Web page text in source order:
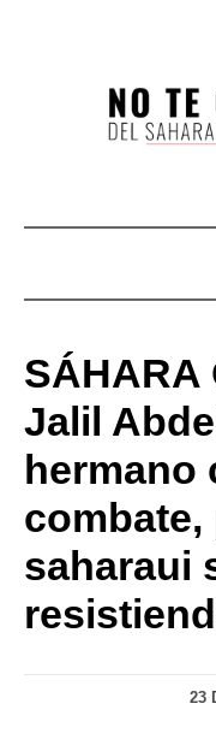
SÁHARA
Jalil
hermano
saharaui
23